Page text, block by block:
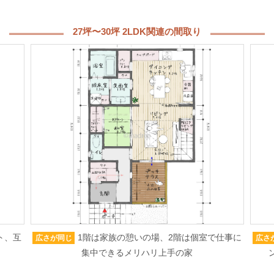
27坪〜30坪 2LDK関連の間取り
、互 広さが同じ
1階は家族の憩いの場、2階は個室で仕事に
集中できるメリハリ上手の家
広さ